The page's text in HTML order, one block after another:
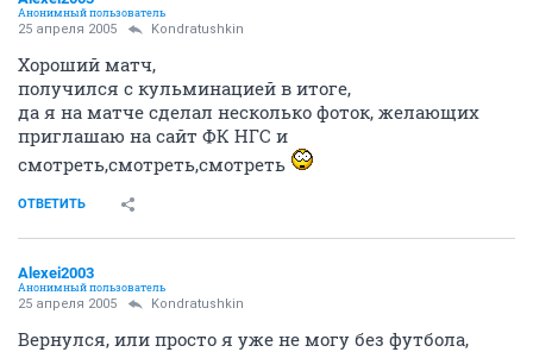
Анонимный пользователь
25 апреля 2005 Kondratushkin
Хороший матч,
получился с кульминацией в итоге,
да я на матче сделал несколько фоток, желающих
приглашаю на сайт ФК НГС и
смотреть,смотреть,смотреть
ОТВЕТИТЬ
Alexei2003
Анонимный пользователь
25 апреля 2005 Kondratushkin
Вернулся, или просто я уже не могу без футбола,